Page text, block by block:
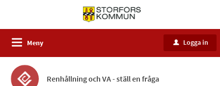
Meny u Logga in
Renhållning och VA - ställ en fråga